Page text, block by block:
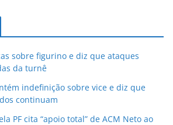
sobre figurino e diz que ataques
da turnê
indefinição sobre vice e diz que
continuam
PF cita “apoio total” de ACM Neto ao